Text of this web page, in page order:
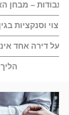
העבודות –
פיצוי וסנקציות
בעל דירה אחד